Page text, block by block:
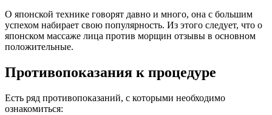
О японской технике говорят давно и много, она с большим
успехом набирает свою популярность. Из этого следует, что о
японском массаже лица против морщин отзывы в основном
положительные.
Противопоказания к процедуре
Есть ряд противопоказаний, с которыми необходимо
ознакомиться: